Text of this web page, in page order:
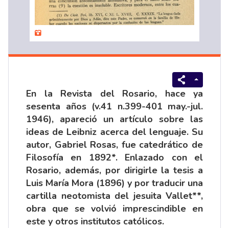
En la Revista del Rosario, hace ya
sesenta años (v.41 n.399-401 may.-jul.
1946), apareció un artículo sobre las
ideas de Leibniz acerca del lenguaje. Su
autor, Gabriel Rosas, fue catedrático de
Filosofía en 1892*. Enlazado con el
Rosario, además, por dirigirle la tesis a
Luis María Mora (1896) y por traducir una
cartilla neotomista del jesuita Vallet**,
obra que se volvió imprescindible en
este y otros institutos católicos.